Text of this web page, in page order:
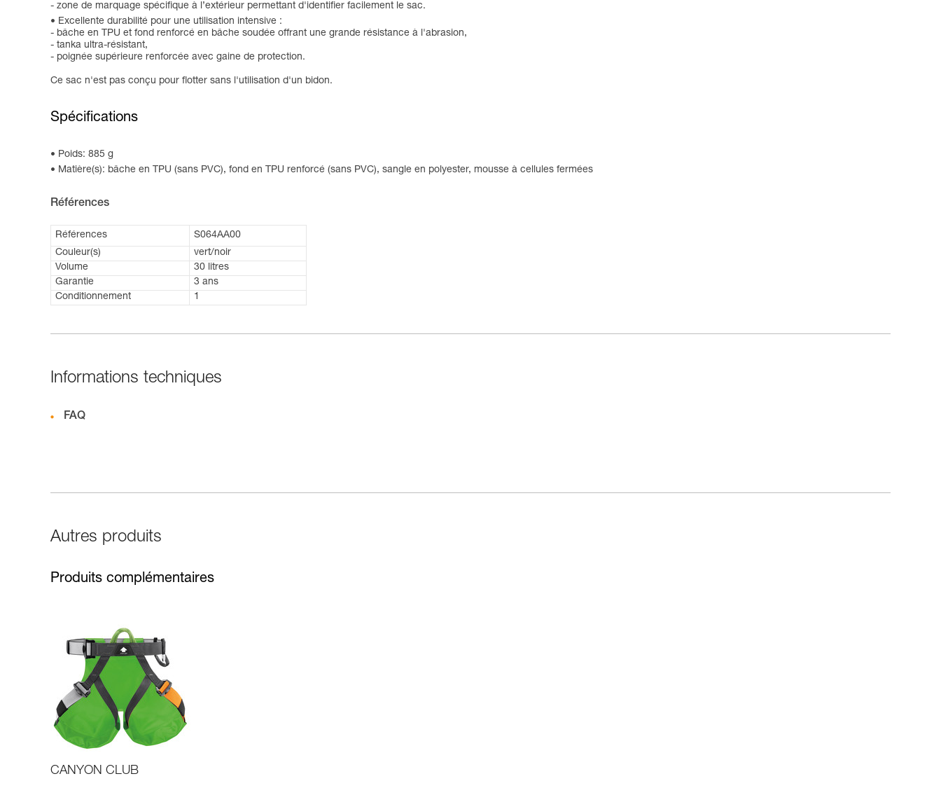
- zone de marquage spécifique à l’extérieur permettant d'identifier facilement le sac.
Excellente durabilité pour une utilisation intensive :
- bâche en TPU et fond renforcé en bâche soudée offrant une grande résistance à l'abrasion,
- tanka ultra-résistant,
- poignée supérieure renforcée avec gaine de protection.
Ce sac n'est pas conçu pour flotter sans l'utilisation d'un bidon.
Spécifications
Poids: 885 g
Matière(s): bâche en TPU (sans PVC), fond en TPU renforcé (sans PVC), sangle en polyester, mousse à cellules fermées
Références
Références
S064AA00
Couleur(s)
vert/noir
Volume
30 litres
Garantie
3 ans
Conditionnement
1
Informations techniques
FAQ
Autres produits
Produits complémentaires
CANYON CLUB